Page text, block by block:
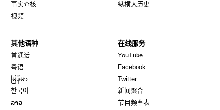
事实查核
视频
纵横大历史
其他语种
普通话
粤语
မြန်မာ
한국어
ລາວ
在线服务
YouTube
Facebook
TwitterOpens in new window
新闻聚合
节目频率表